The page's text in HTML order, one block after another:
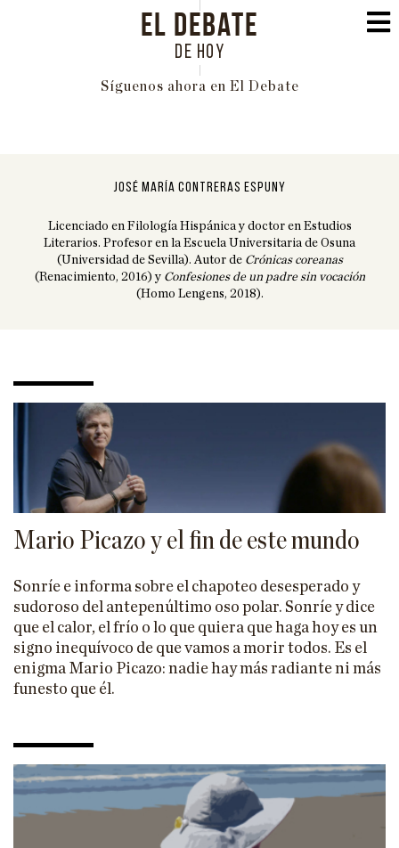
EL DEBATE
DE HOY
Síguenos ahora en El Debate
ECONOMÍA
EDUCACIÓN
ENFOQUES
ENTREVISTAS
PÓDCAST
VIÑETAS
JOSÉ MARÍA CONTRERAS ESPUNY
Licenciado en Filología Hispánica y doctor en Estudios
Literarios. Profesor en la Escuela Universitaria de Osuna
(Universidad de Sevilla). Autor de Crónicas coreanas
(Renacimiento, 2016) y Confesiones de un padre sin vocación
(Homo Lengens, 2018).
Mario Picazo y el fin de este mundo
Sonríe e informa sobre el chapoteo desesperado y
sudoroso del antepenúltimo oso polar. Sonríe y dice
que el calor, el frío o lo que quiera que haga hoy es un
signo inequívoco de que vamos a morir todos. Es el
enigma Mario Picazo: nadie hay más radiante ni más
funesto que él.